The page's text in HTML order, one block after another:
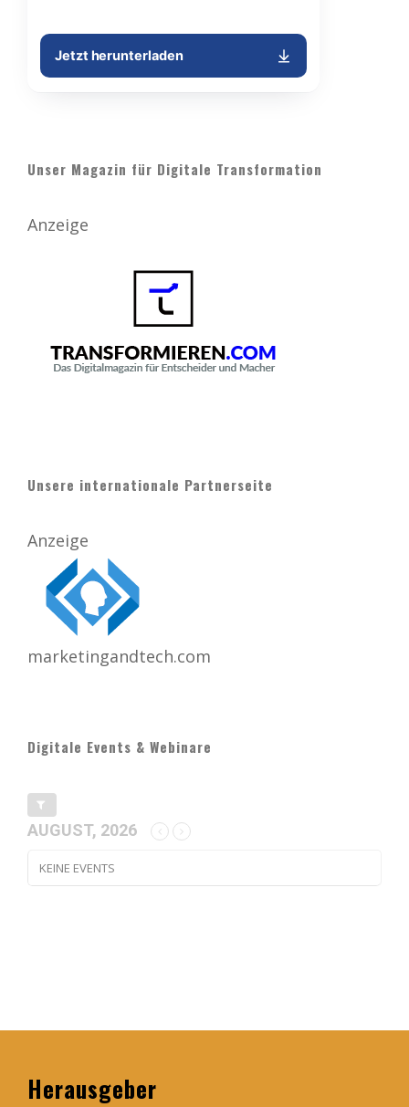
Unser Magazin für Digitale Transformation
Anzeige
Unsere internationale Partnerseite
Anzeige
marketingandtech.com
Digitale Events & Webinare
AUGUST, 2026
KEINE EVENTS
Herausgeber